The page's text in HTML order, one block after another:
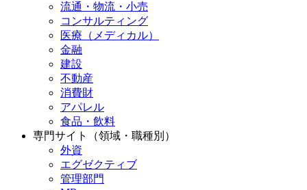
流通・物流・小売
コンサルティング
医療（メディカル）
金融
建設
不動産
消費財
アパレル
食品・飲料
専門サイト（領域・職種別）
外資
エグゼクティブ
管理部門